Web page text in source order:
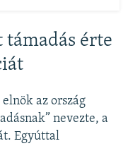
támadás érte
az ország
nevezte, a
Egyúttal